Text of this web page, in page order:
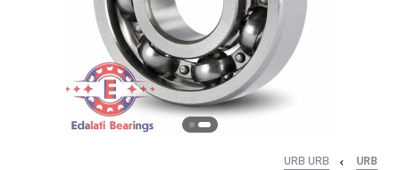
URB
URB URB